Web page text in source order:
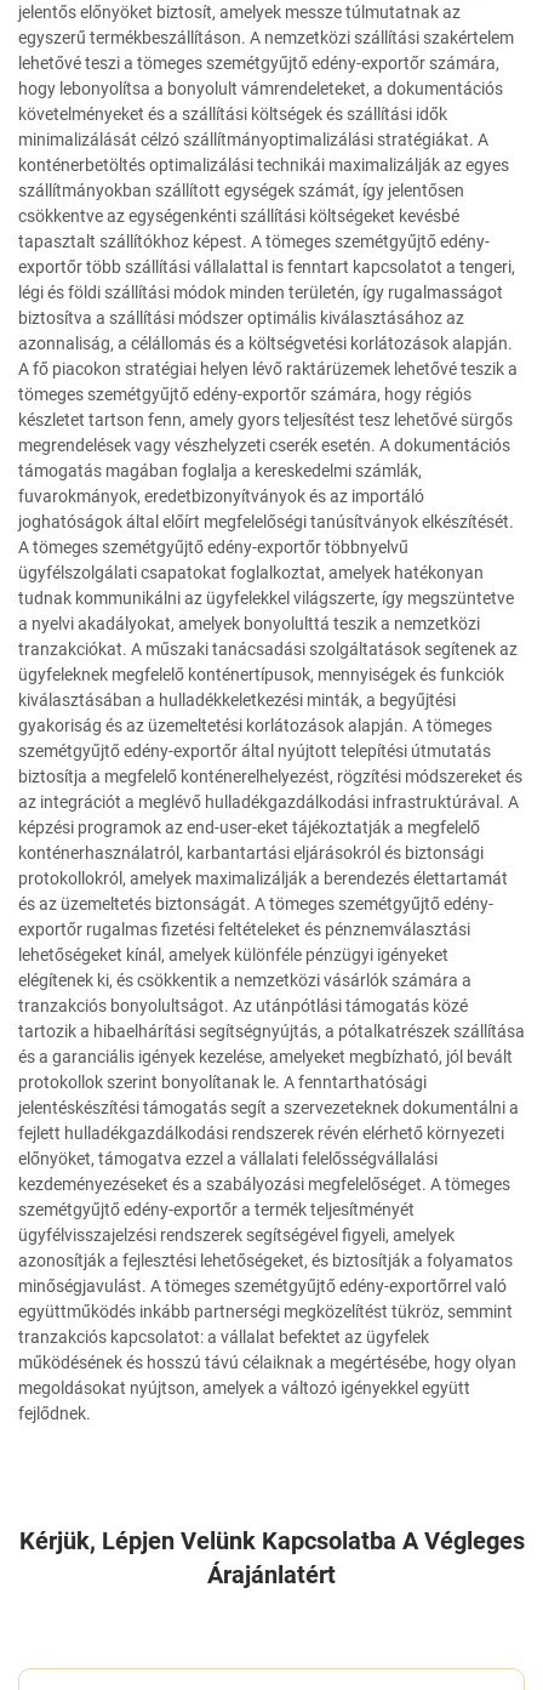
jelentős előnyöket biztosít, amelyek messze túlmutatnak az
egyszerű termékbeszállításon. A nemzetközi szállítási szakértelem
lehetővé teszi a tömeges szemétgyűjtő edény-exportőr számára,
hogy lebonyolítsa a bonyolult vámrendeleteket, a dokumentációs
követelményeket és a szállítási költségek és szállítási idők
minimalizálását célzó szállítmányoptimalizálási stratégiákat. A
konténerbetöltés optimalizálási technikái maximalizálják az egyes
szállítmányokban szállított egységek számát, így jelentősen
csökkentve az egységenkénti szállítási költségeket kevésbé
tapasztalt szállítókhoz képest. A tömeges szemétgyűjtő edény-
exportőr több szállítási vállalattal is fenntart kapcsolatot a tengeri,
légi és földi szállítási módok minden területén, így rugalmasságot
biztosítva a szállítási módszer optimális kiválasztásához az
azonnaliság, a célállomás és a költségvetési korlátozások alapján.
A fő piacokon stratégiai helyen lévő raktárüzemek lehetővé teszik a
tömeges szemétgyűjtő edény-exportőr számára, hogy régiós
készletet tartson fenn, amely gyors teljesítést tesz lehetővé sürgős
megrendelések vagy vészhelyzeti cserék esetén. A dokumentációs
támogatás magában foglalja a kereskedelmi számlák,
fuvarokmányok, eredetbizonyítványok és az importáló
joghatóságok által előírt megfelelőségi tanúsítványok elkészítését.
A tömeges szemétgyűjtő edény-exportőr többnyelvű
ügyfélszolgálati csapatokat foglalkoztat, amelyek hatékonyan
tudnak kommunikálni az ügyfelekkel világszerte, így megszüntetve
a nyelvi akadályokat, amelyek bonyolulttá teszik a nemzetközi
tranzakciókat. A műszaki tanácsadási szolgáltatások segítenek az
ügyfeleknek megfelelő konténertípusok, mennyiségek és funkciók
kiválasztásában a hulladékkeletkezési minták, a begyűjtési
gyakoriság és az üzemeltetési korlátozások alapján. A tömeges
szemétgyűjtő edény-exportőr által nyújtott telepítési útmutatás
biztosítja a megfelelő konténerelhelyezést, rögzítési módszereket és
az integrációt a meglévő hulladékgazdálkodási infrastruktúrával. A
képzési programok az end-user-eket tájékoztatják a megfelelő
konténerhasználatról, karbantartási eljárásokról és biztonsági
protokollokról, amelyek maximalizálják a berendezés élettartamát
és az üzemeltetés biztonságát. A tömeges szemétgyűjtő edény-
exportőr rugalmas fizetési feltételeket és pénznemválasztási
lehetőségeket kínál, amelyek különféle pénzügyi igényeket
elégítenek ki, és csökkentik a nemzetközi vásárlók számára a
tranzakciós bonyolultságot. Az utánpótlási támogatás közé
tartozik a hibaelhárítási segítségnyújtás, a pótalkatrészek szállítása
és a garanciális igények kezelése, amelyeket megbízható, jól bevált
protokollok szerint bonyolítanak le. A fenntarthatósági
jelentéskészítési támogatás segít a szervezeteknek dokumentálni a
fejlett hulladékgazdálkodási rendszerek révén elérhető környezeti
előnyöket, támogatva ezzel a vállalati felelősségvállalási
kezdeményezéseket és a szabályozási megfelelőséget. A tömeges
szemétgyűjtő edény-exportőr a termék teljesítményét
ügyfélvisszajelzési rendszerek segítségével figyeli, amelyek
azonosítják a fejlesztési lehetőségeket, és biztosítják a folyamatos
minőségjavulást. A tömeges szemétgyűjtő edény-exportőrrel való
együttműködés inkább partnerségi megközelítést tükröz, semmint
tranzakciós kapcsolatot: a vállalat befektet az ügyfelek
működésének és hosszú távú célaiknak a megértésébe, hogy olyan
megoldásokat nyújtson, amelyek a változó igényekkel együtt
fejlődnek.
Kérjük, Lépjen Velünk Kapcsolatba A Végleges
Árajánlatért